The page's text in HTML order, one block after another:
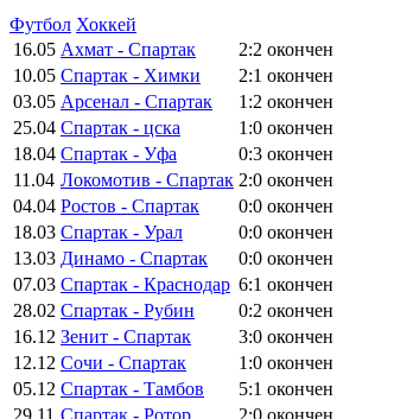
Футбол Хоккей
16.05 Ахмат - Спартак 2:2 окончен
10.05 Спартак - Химки 2:1 окончен
03.05 Арсенал - Спартак 1:2 окончен
25.04 Спартак - цска 1:0 окончен
18.04 Спартак - Уфа 0:3 окончен
11.04 Локомотив - Спартак 2:0 окончен
04.04 Ростов - Спартак 0:0 окончен
18.03 Спартак - Урал 0:0 окончен
13.03 Динамо - Спартак 0:0 окончен
07.03 Спартак - Краснодар 6:1 окончен
28.02 Спартак - Рубин 0:2 окончен
16.12 Зенит - Спартак 3:0 окончен
12.12 Сочи - Спартак 1:0 окончен
05.12 Спартак - Тамбов 5:1 окончен
29.11 Спартак - Ротор 2:0 окончен